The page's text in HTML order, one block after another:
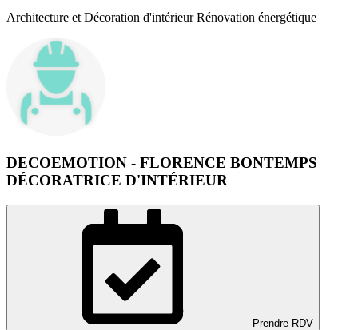
Architecture et Décoration d'intérieur Rénovation énergétique
DECOEMOTION - FLORENCE BONTEMPS
DÉCORATRICE D'INTÉRIEUR
Prendre RDV